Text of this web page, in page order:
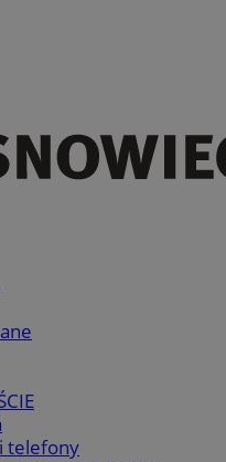
telefony